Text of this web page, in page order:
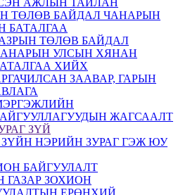
АЖЛЫН ТАЙЛАН
ТӨЛӨВ БАЙДАЛ ЧАНАРЫН
БАТАЛГАА
ТӨЛӨВ БАЙДАЛ
УЛСЫН ХЯНАН
ХИЙХ
ЗААВАР, ГАРЫН
ЖАГСААЛТ
ЗҮЙ
ЗҮЙН НЭРИЙН ЗУРАГ ГЭЖ ЮУ
БАЙГУУЛАЛТ
ГАЗАР ЗОХИОН
ЕРӨНХИЙ